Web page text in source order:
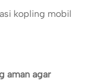
kopling mobil
aman agar